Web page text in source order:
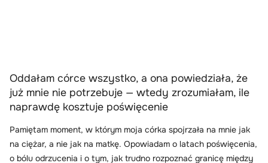
Oddałam córce wszystko, a ona powiedziała, że
już mnie nie potrzebuje — wtedy zrozumiałam, ile
naprawdę kosztuje poświęcenie
Pamiętam moment, w którym moja córka spojrzała na mnie jak
na ciężar, a nie jak na matkę. Opowiadam o latach poświęcenia,
o bólu odrzucenia i o tym, jak trudno rozpoznać granicę między